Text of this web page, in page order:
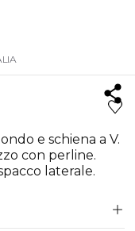
e schiena a V.
con perline.
laterale.